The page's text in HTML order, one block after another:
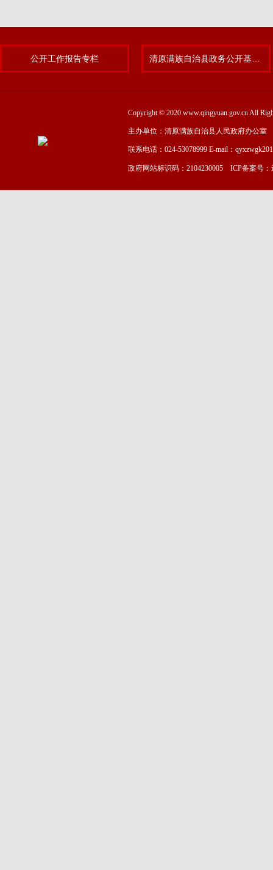
公开工作报告专栏
Copyright © 2020 www.qingyuan.gov.cn All
主办单位：清原满族自治县人民政府办公室
联系电话：024-53078999 E-mail：
政府网站标识码：2104230005 ICP备案号：